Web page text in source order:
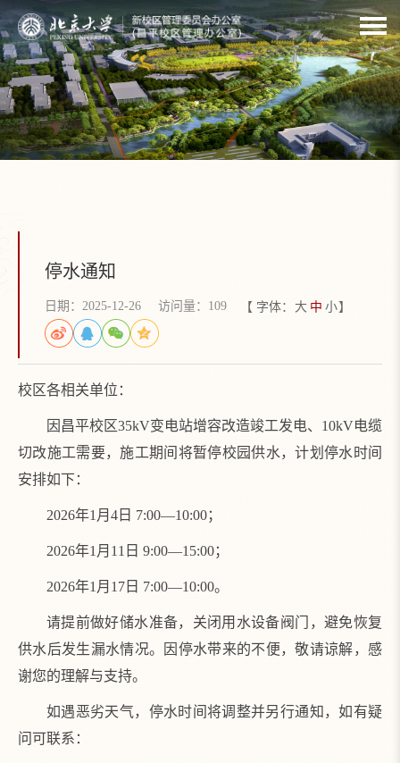
停水通知
日期：2025-12-26 访问量： 109 【 字体： 大 中 小】
校区各相关单位：
因昌平校区35kV变电站增容改造竣工发电、10kV电缆
切改施工需要，施工期间将暂停校园供水，计划停水时间
安排如下：
2026年1月4日 7:00—10:00；
2026年1月11日 9:00—15:00；
2026年1月17日 7:00—10:00。
请提前做好储水准备，关闭用水设备阀门，避免恢复
供水后发生漏水情况。因停水带来的不便，敬请谅解，感
谢您的理解与支持。
如遇恶劣天气，停水时间将调整并另行通知，如有疑
问可联系：